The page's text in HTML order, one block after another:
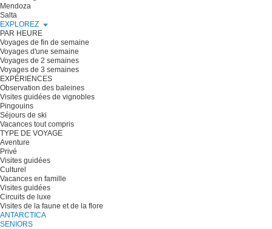
Mendoza
Salta
EXPLOREZ
PAR HEURE
Voyages de fin de semaine
Voyages d'une semaine
Voyages de 2 semaines
Voyages de 3 semaines
EXPÉRIENCES
Observation des baleines
Visites guidées de vignobles
Pingouins
Séjours de ski
Vacances tout compris
TYPE DE VOYAGE
Aventure
Privé
Visites guidées
Culturel
Vacances en famille
Visites guidées
Circuits de luxe
Visites de la faune et de la flore
ANTARCTICA
SENIORS